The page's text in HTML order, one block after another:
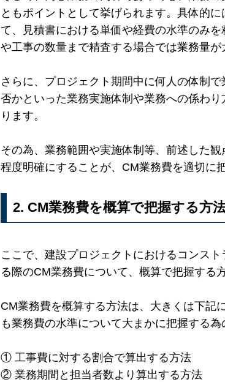
ともポイントとして挙げられます。具体的
て、見積書における単価や経費の水準のみ
や工事の数量まで精査する場合では業務量が
さらに、プロジェクト期間中に何人の体制
否かといった業務実施体制や業務への係わ
ります。
その為、業務範囲や実施体制等、前述した
程度明確にすることが、CM業務費を適切に
2. CM業務費を概算で把握する方
ここで、建設プロジェクトにおけるコンス
る際のCM業務費について、概算で把握する
CM業務費を概算する方法は、大きくは下記
も業務費の水準について大まかに把握する為
① 工事費に対する割合で算出する方法
② 業務期間と担当者数より算出する方法